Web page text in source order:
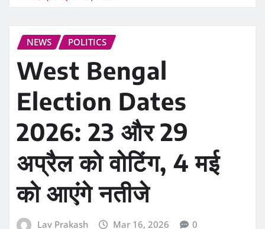
NEWS POLITICS
West Bengal
Election Dates
2026: 23 और 29
अप्रैल को वोटिंग, 4 मई
को आएंगे नतीजे
Lav Prakash Mar 16, 2026 0